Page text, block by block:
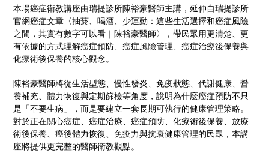
本場癌症衛教講座由瑞提診所陳裕豪醫師主講，延伸自瑞提診所
官網癌症文章〈抽菸、喝酒、少運動：這些生活選擇和癌症風險
之間，其實有數字可以看｜陳裕豪醫師〉，帶民眾用更清楚、更
有依據的方式理解癌症預防、癌症風險管理、癌症治療後保養與
化療術後保養的核心觀念。
陳裕豪醫師將從生活型態、慢性發炎、免疫狀態、代謝健康、營
養補充、體力恢復與定期篩檢等角度，說明為什麼癌症預防不只
是「不要生病」，而是要建立一套長期可執行的健康管理策略。
對於正在關心癌症、癌症治療、癌症預防、化療術後保養、放療
術後保養、癌後體力恢復、免疫力與抗衰健康管理的民眾，本講
座將提供更完整的醫師衛教觀點。